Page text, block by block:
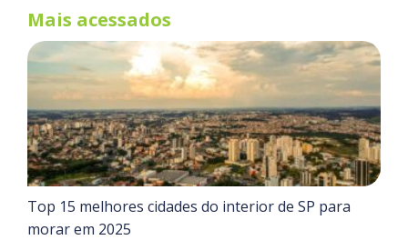
Mais acessados
Top 15 melhores cidades do interior de SP para
morar em 2025